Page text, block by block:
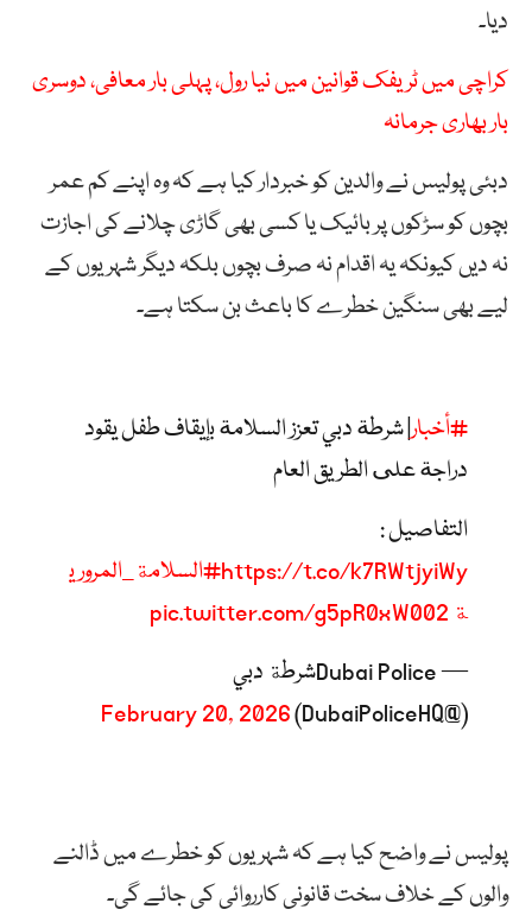
دیا۔
کراچی میں ٹریفک قوانین میں نیا رول، پہلی بار معافی، دوسری
بار بھاری جرمانہ
دبئی پولیس نے والدین کو خبردار کیا ہے کہ وہ اپنے کم عمر
بچوں کو سڑکوں پر بائیک یا کسی بھی گاڑی چلانے کی اجازت
نہ دیں کیونکہ یہ اقدام نہ صرف بچوں بلکہ دیگر شہریوں کے
لیے بھی سنگین خطرے کا باعث بن سکتا ہے۔
#أخبار| شرطة دبي تعزز السلامة بإيقاف طفل يقود
دراجة على الطريق العام
التفاصيل :
https://t.co/k7RWtjyiWy#السلامة_المروري
ة pic.twitter.com/g5pR0xW002
— Dubai Policeشرطة دبي
(@DubaiPoliceHQ)
February 20, 2026
پولیس نے واضح کیا ہے کہ شہریوں کو خطرے میں ڈالنے
والوں کے خلاف سخت قانونی کارروائی کی جائے گی۔